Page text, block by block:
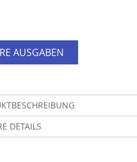
AUSGABEN
DETAILS